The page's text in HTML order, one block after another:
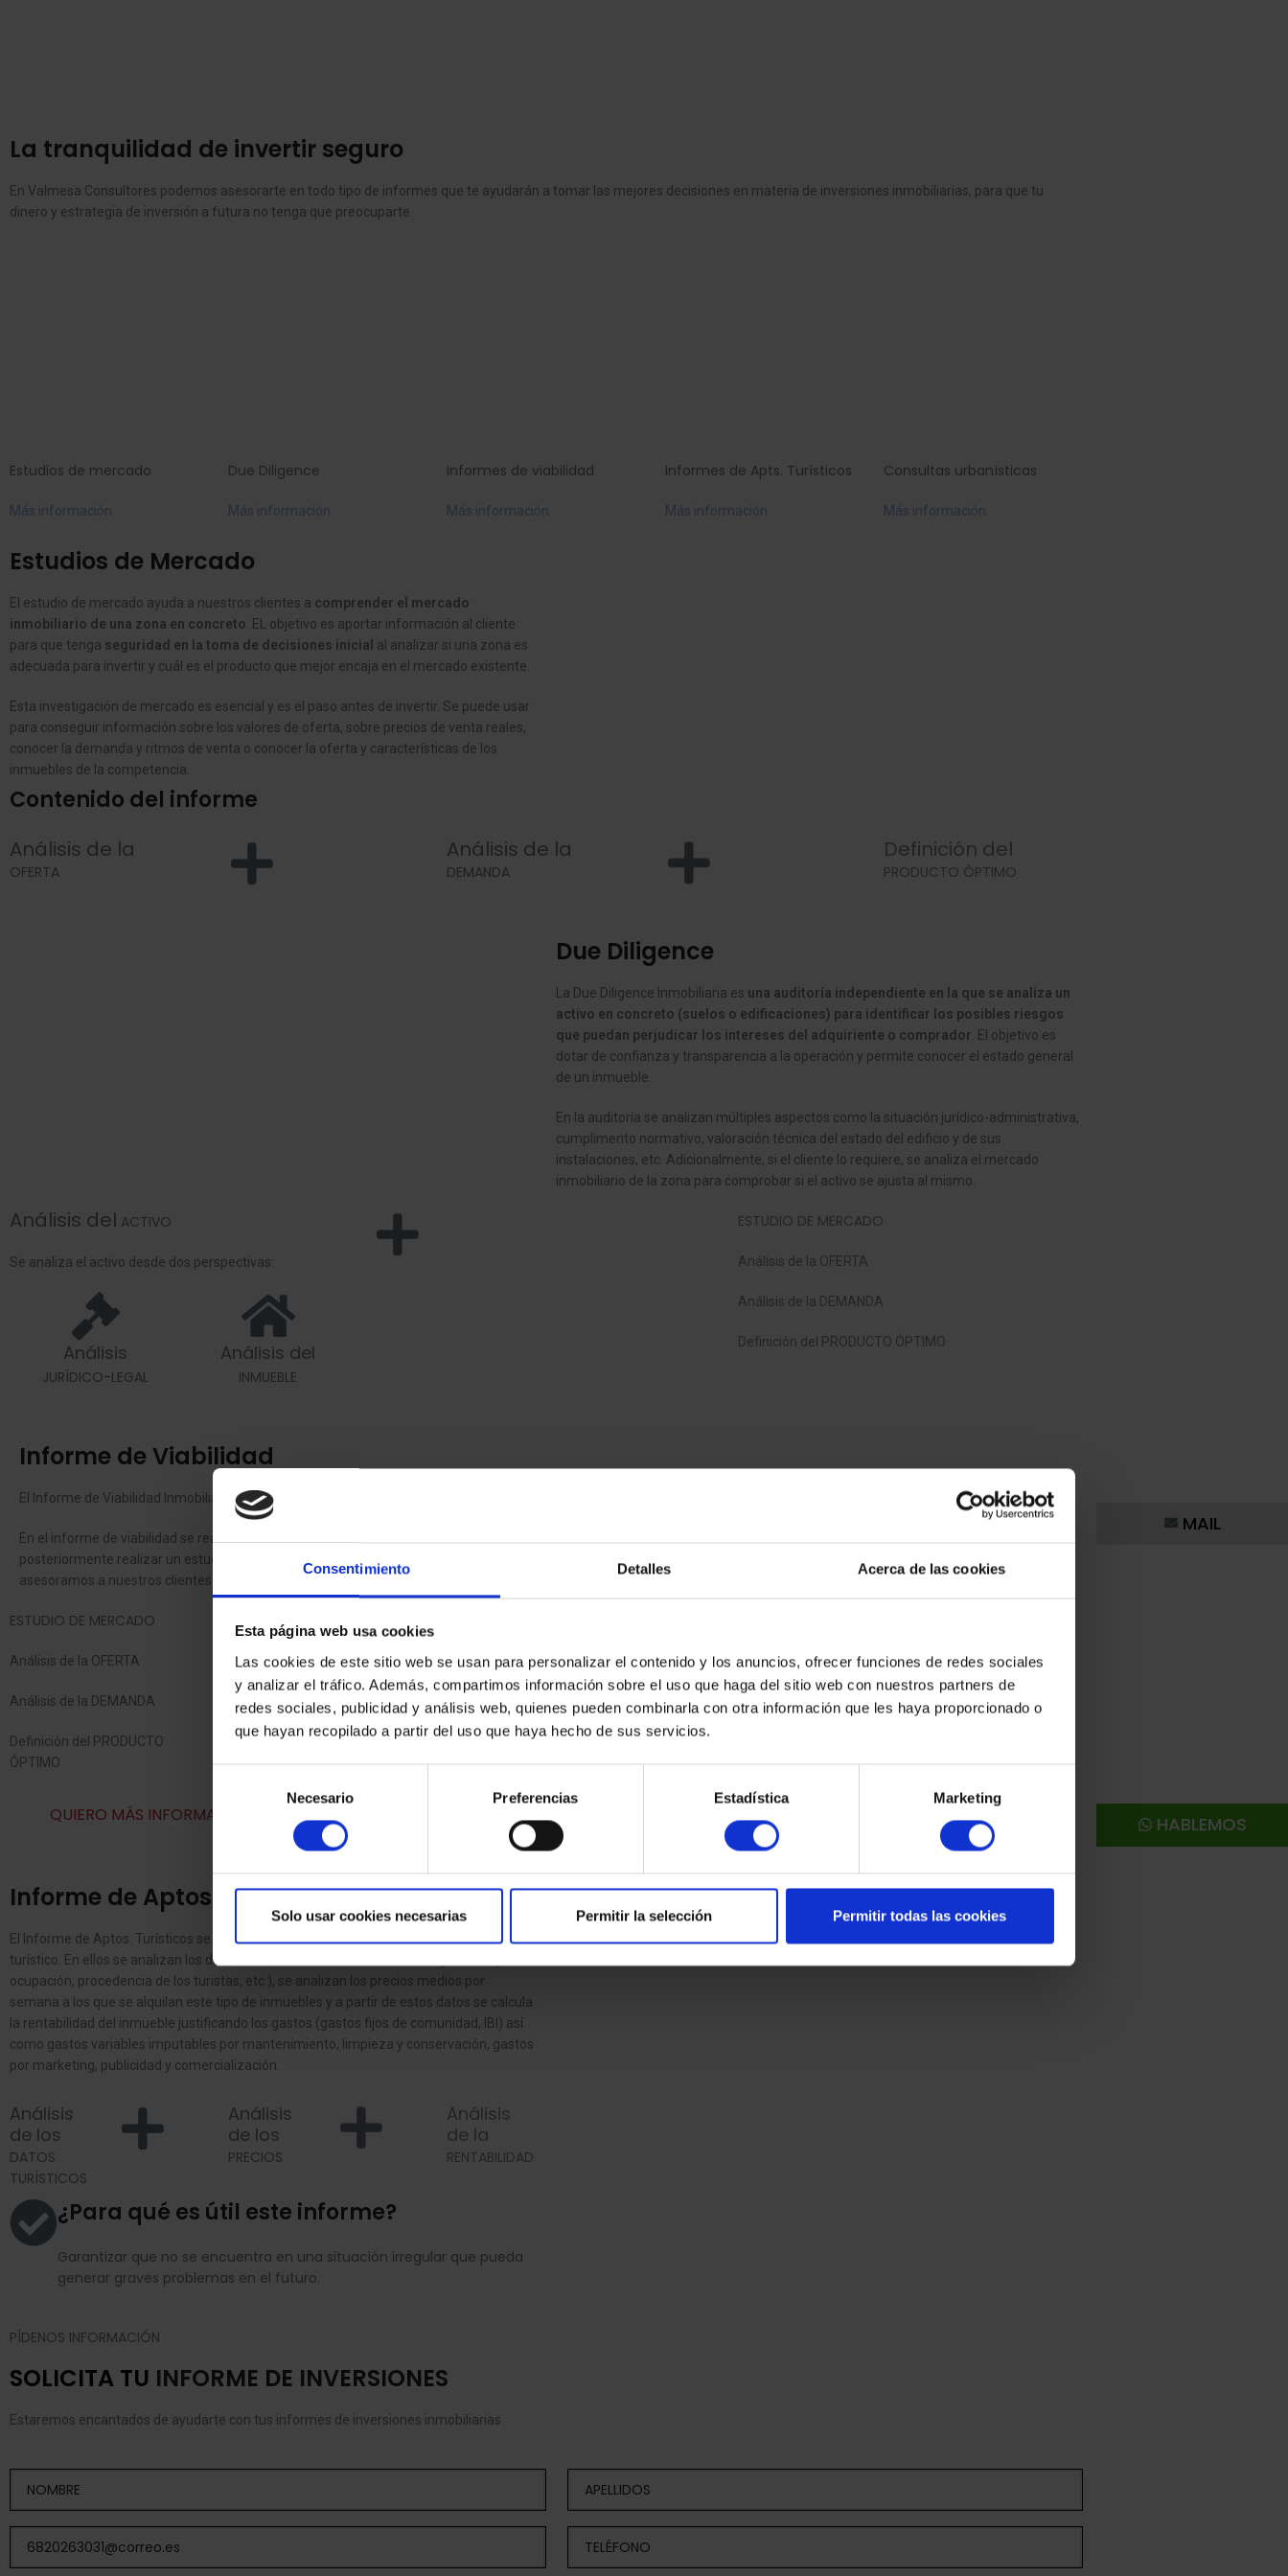
Consentimiento Detalles Acerca de las cookies
Esta página web usa cookies
Las cookies de este sitio web se usan para personalizar el contenido y los anuncios, ofrecer funciones de redes sociales
y analizar el tráfico. Además, compartimos información sobre el uso que haga del sitio web con nuestros partners de
redes sociales, publicidad y análisis web, quienes pueden combinarla con otra información que les haya proporcionado o
que hayan recopilado a partir del uso que haya hecho de sus servicios.
consentimiento
Necesario Preferencias Estadística Marketing
Solo usar cookies necesarias Permitir la selección Permitir todas las cookies
La tranquilidad de invertir seguro
En Valmesa Consultores podemos asesorarte en todo tipo de informes que te ayudarán a tomar las mejores decisiones en materia de inversiones inmobiliarias, para que tu
dinero y estrategia de inversión a futura no tenga que preocuparte.
Estudios de mercado
Más información
Due Diligence
Más información
Informes de viabilidad
Más información
Informes de Apts. Turísticos
Más información
Consultas urbanísticas
Más información
Estudios de Mercado
El estudio de mercado ayuda a nuestros clientes a comprender el mercado
inmobiliario de una zona en concreto . EL objetivo es aportar información al cliente
para que tenga seguridad en la toma de decisiones inicial al analizar si una zona es
adecuada para invertir y cuál es el producto que mejor encaja en el mercado existente.
Esta investigación de mercado es esencial y es el paso antes de invertir. Se puede usar
para conseguir información sobre los valores de oferta, sobre precios de venta reales,
conocer la demanda y ritmos de venta o conocer la oferta y características de los
inmuebles de la competencia.
Contenido del informe
Análisis de la
OFERTA
Análisis de la
DEMANDA
Definición del
PRODUCTO ÓPTIMO
Due Diligence
La Due Diligence Inmobiliaria es una auditoría independiente en la que se analiza un
activo en concreto (suelos o edificaciones) para identificar los posibles riesgos
que puedan perjudicar los intereses del adquiriente o comprador . El objetivo es
dotar de confianza y transparencia a la operación y permite conocer el estado general
de un inmueble.
En la auditoría se analizan múltiples aspectos como la situación jurídico-administrativa,
cumplimento normativo, valoración técnica del estado del edificio y de sus
instalaciones, etc. Adicionalmente, si el cliente lo requiere, se analiza el mercado
inmobiliario de la zona para comprobar si el activo se ajusta al mismo.
Análisis del ACTIVO
Se analiza el activo desde dos perspectivas:
Análisis
JURÍDICO-LEGAL
Análisis del
INMUEBLE
ESTUDIO DE MERCADO
Análisis de la OFERTA
Análisis de la DEMANDA
Definición del PRODUCTO ÓPTIMO
Informe de Viabilidad
El Informe de Viabilidad Inmobiliaria está enfocado para la
En el informe de viabilidad se realiza un análisis exhaustivo del activo (Due Diligence) y del mercado inmobiliario de una zona determinada (Estudio de Mercado) para
posteriormente realizar un estudio económico/financiero del suelo o promoción y analizar la viabilidad de la inversión. Se trata de un informe muy completo en el que
asesoramos a nuestros clientes previamente a la adquisición de suelos para su posterior desarrollo o directamente en el desarrollo de promociones sobre suelos en propiedad.
ESTUDIO DE MERCADO
Análisis de la OFERTA
Análisis de la DEMANDA
Definición del PRODUCTO
ÓPTIMO
Análisis JURÍDICO-LEGAL
Análisis del INMUEBLE
Análisis
ECONÓMICO
QUIERO MÁS INFORMACIÓN
Informe de Aptos. Turísticos
El Informe de Aptos. Turísticos se utilizan para analizar inmuebles destinados al alquiler
turístico. En ellos se analizan los datos del mercado turístico de la zona (porcentaje de
ocupación, procedencia de los turistas, etc.), se analizan los precios medios por
semana a los que se alquilan este tipo de inmuebles y a partir de estos datos se calcula
la rentabilidad del inmueble justificando los gastos (gastos fijos de comunidad, IBI) así
como gastos variables imputables por mantenimiento, limpieza y conservación, gastos
por marketing, publicidad y comercialización.
Análisis
de los
DATOS
TURÍSTICOS
Análisis
de los
PRECIOS
Análisis
de la
RENTABILIDAD
¿Para qué es útil este informe?
Garantizar que no se encuentra en una situación irregular que pueda
generar graves problemas en el futuro.
PÍDENOS INFORMACIÓN
SOLICITA TU INFORME DE INVERSIONES
Estaremos encantados de ayudarte con tus informes de inversiones inmobiliarias.
MAIL
HABLEMOS